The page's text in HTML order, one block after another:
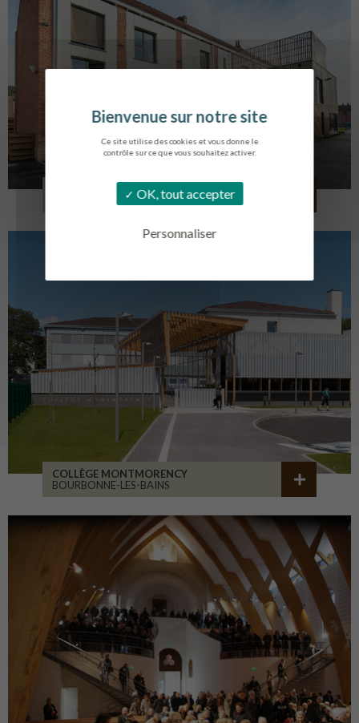
Ce site utilise des cookies et vous donne le
contrôle sur ce que vous souhaitez activer.
OK, tout accepter
Personnaliser
LOG. JEUNES TRAVAILLEURS
COLLÈGE MONTMORENCY
BOURBONNE-LES-BAINS